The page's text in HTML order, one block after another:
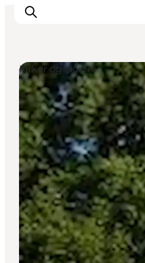
Highlights
Oplev
Det Sker
Overnatning
Byer
Planlæg ferien
Kirker og klostre